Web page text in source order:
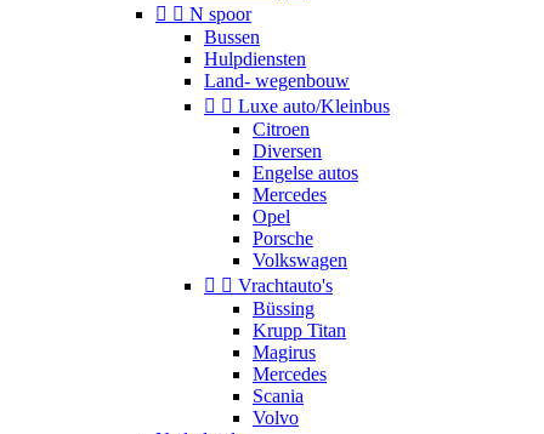
  N spoor
Bussen
Hulpdiensten
Land- wegenbouw
  Luxe auto/Kleinbus
Citroen
Diversen
Engelse autos
Mercedes
Opel
Porsche
Volkswagen
  Vrachtauto's
Büssing
Krupp Titan
Magirus
Mercedes
Scania
Volvo